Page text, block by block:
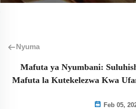
Nyuma
Mafuta ya Nyumbani:
Mafuta la Kutekelezwa Kwa
Feb 05,